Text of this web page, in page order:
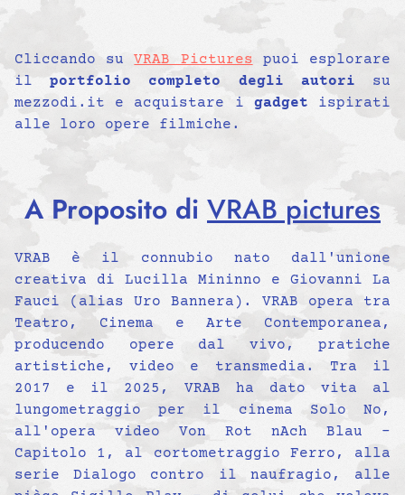
Cliccando suVRAB Pictures puoi esplorare
ilportfolio completo degli autori su
mezzodi.it e acquistare i gadget ispirati
alle loro opere filmiche.
A Proposito di VRAB pictures
VRAB è il connubio nato dall'unione
creativa di Lucilla Mininno e Giovanni La
Fauci (alias Uro Bannera). VRAB opera tra
Teatro, Cinema e Arte Contemporanea,
producendo opere dal vivo, pratiche
artistiche, video e transmedia. Tra il
2017 e il 2025, VRAB ha dato vita al
lungometraggio per il cinema Solo No,
all'opera video Von Rot nAch Blau -
Capitolo 1, al cortometraggio Ferro, alla
serie Dialogo contro il naufragio, alle